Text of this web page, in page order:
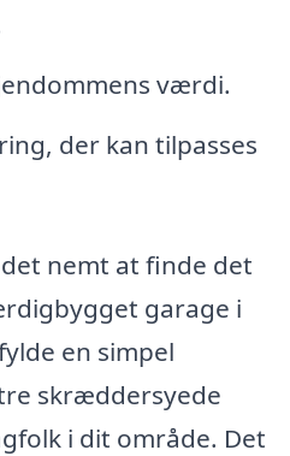
værdi.
der kan tilpasses
nemt at finde det
garage i
en simpel
skræddersyede
i dit område. Det